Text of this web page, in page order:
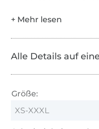
Alle Details auf
Größe:
XS-XXXL